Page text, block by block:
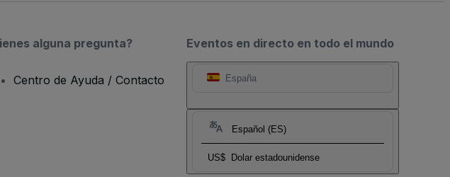
Eventos en directo en todo el mundo
España
Español (ES)
US$ Dolar estadounidense
alguna pregunta?
Centro de Ayuda / Contacto